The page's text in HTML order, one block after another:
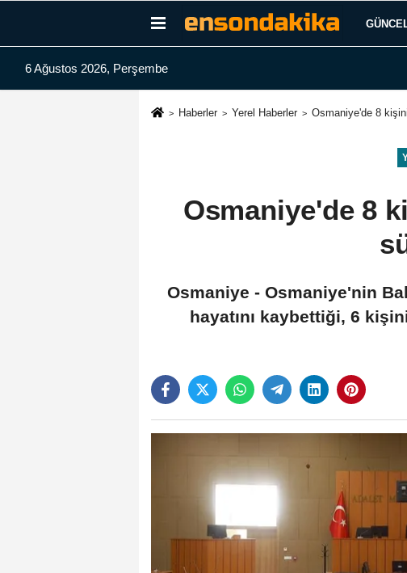
6 Ağustos 2026, Perşembe
Haberler Yerel Haberler Osmaniye'de 8
Osmaniye'de 8
Osmaniye - Osmaniye'nin
hayatını kaybettiği, 6